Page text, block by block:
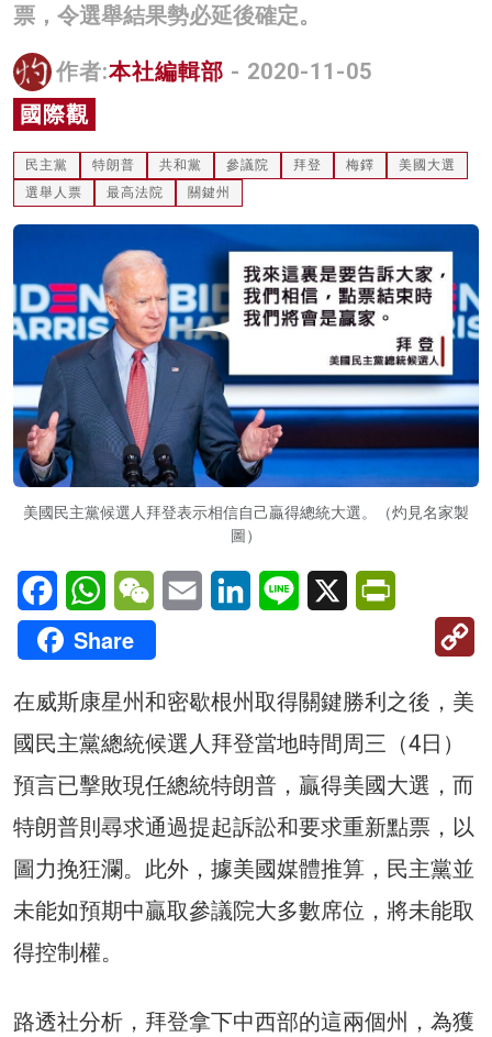
名家榜
灼見活動
關於我們
票，令選舉結果勢必延後確定。
作者:本社編輯部 - 2020-11-05
國際觀
民主黨 特朗普 共和黨 參議院 拜登 梅鐸
美國大選
選舉人票
最高法院 關鍵州
美國民主黨候選人拜登表示相信自己贏得總統大選。（灼見名家製
圖）
FacebookWhatsAppWeChatEmail LinkedInLine X
Share
在威斯康星州和密歇根州取得關鍵勝利之後，美
國民主黨總統候選人拜登當地時間周三（4日）
預言已擊敗現任總統特朗普，贏得美國大選，而
特朗普則尋求通過提起訴訟和要求重新點票，以
圖力挽狂瀾。此外，據美國媒體推算，民主黨並
未能如預期中贏取參議院大多數席位，將未能取
得控制權。
路透社分析，拜登拿下中西部的這兩個州，為獲